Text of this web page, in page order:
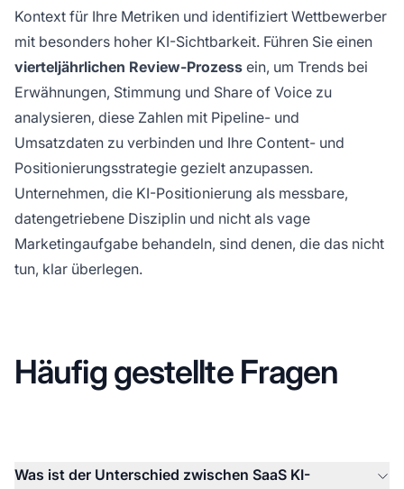
Kontext für Ihre Metriken und identifiziert Wettbewerber
mit besonders hoher KI-Sichtbarkeit. Führen Sie einen
vierteljährlichen Review-Prozess ein, um Trends bei
Erwähnungen, Stimmung und Share of Voice zu
analysieren, diese Zahlen mit Pipeline- und
Umsatzdaten zu verbinden und Ihre Content- und
Positionierungsstrategie gezielt anzupassen.
Unternehmen, die KI-Positionierung als messbare,
datengetriebene Disziplin und nicht als vage
Marketingaufgabe behandeln, sind denen, die das nicht
tun, klar überlegen.
Häufig gestellte Fragen
Was ist der Unterschied zwischen SaaS KI-